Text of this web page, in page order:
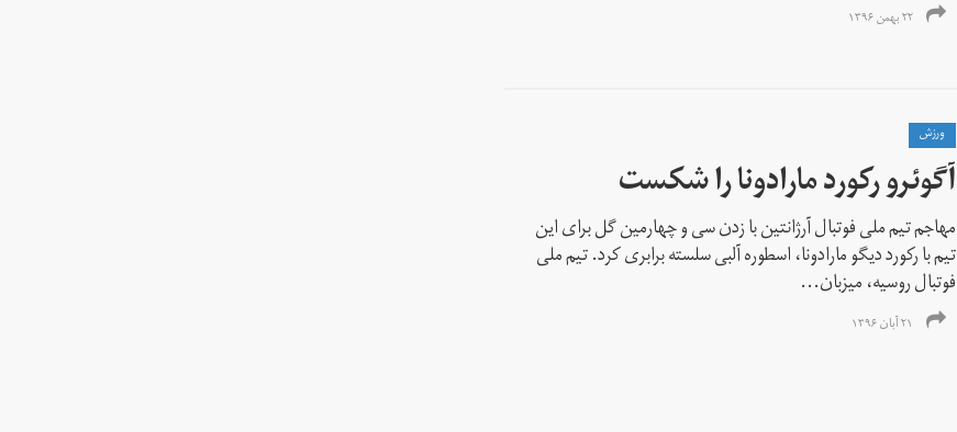
۲۲ بهمن ۱۳۹۶
ورزش
آگوئرو رکورد مارادونا را شکست
مهاجم تیم ملی فوتبال آرژانتین با زدن سی و چهارمین گل برای این
تیم با رکورد دیگو مارادونا، اسطوره آلبی سلسته برابری کرد. تیم ملی
فوتبال روسیه، میزبان...
۲۱ آبان ۱۳۹۶